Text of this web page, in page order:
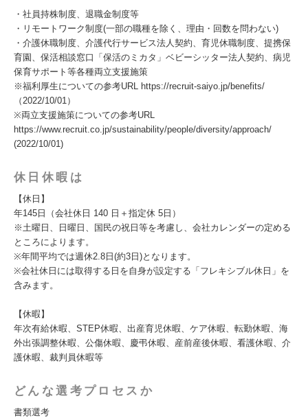
・社員持株制度、退職金制度等
・リモートワーク制度(一部の職種を除く、理由・回数を問わない)
・介護休職制度、介護代行サービス法人契約、育児休職制度、提携保
育園、保活相談窓口「保活のミカタ」ベビーシッター法人契約、病児
保育サポート等各種両立支援施策
※福利厚生についての参考URL https://recruit-saiyo.jp/benefits/
（2022/10/01）
※両立支援施策についての参考URL
https://www.recruit.co.jp/sustainability/people/diversity/approach/
(2022/10/01)
休日休暇は
【休日】
年145日（会社休日 140 日＋指定休 5日）
※土曜日、日曜日、国民の祝日等を考慮し、会社カレンダーの定める
ところによります。
※年間平均では週休2.8日(約3日)となります。
※会社休日には取得する日を自身が設定する「フレキシブル休日」を
含みます。
【休暇】
年次有給休暇、STEP休暇、出産育児休暇、ケア休暇、転勤休暇、海
外出張調整休暇、公傷休暇、慶弔休暇、産前産後休暇、看護休暇、介
護休暇、裁判員休暇等
どんな選考プロセスか
書類選考